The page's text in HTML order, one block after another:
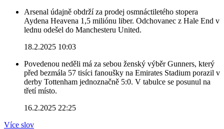
Arsenal údajně obdrží za prodej osmnáctiletého stopera
Aydena Heavena 1,5 miliónu liber. Odchovanec z Hale End v
lednu odešel do Manchesteru United.
18.2.2025 10:03
Povedenou neděli má za sebou ženský výběr Gunners, který
před bezmála 57 tisíci fanoušky na Emirates Stadium porazil v
derby Tottenham jednoznačně 5:0. V tabulce se posunul na
třetí místo.
16.2.2025 22:25
Více slov